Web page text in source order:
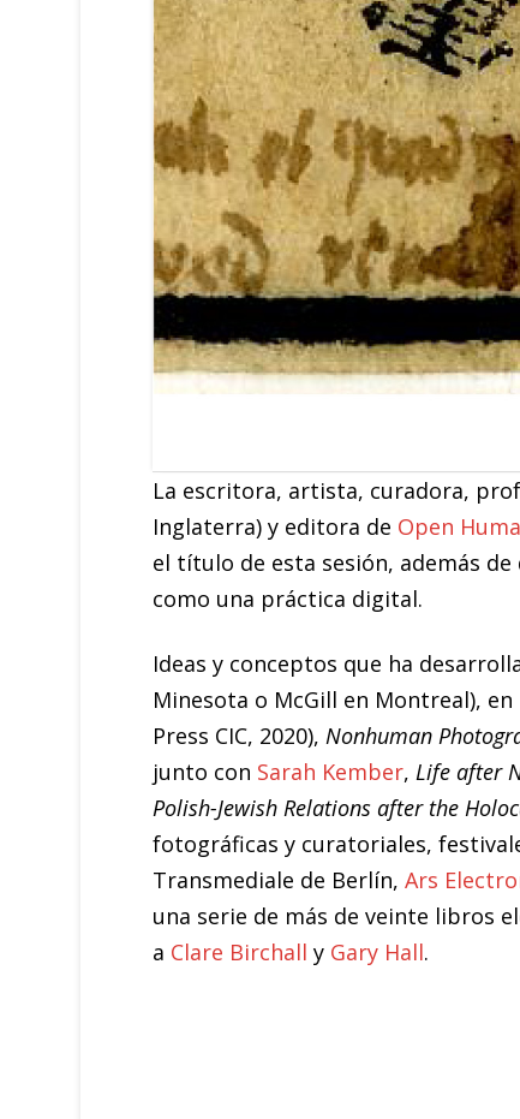
La escritora, artista, curadora,
Inglaterra) y editora de Open
el título de esta sesión, además
como una práctica digital.
Ideas y conceptos que ha
Minesota o McGill en Montreal),
Press CIC, 2020), Nonhuman
junto con Sarah Kember, Life after
Polish-Jewish Relations after the
fotográficas y curatoriales,
Transmediale de Berlín,Ars
una serie de más de veinte libros
a Clare Birchally Gary Hall.